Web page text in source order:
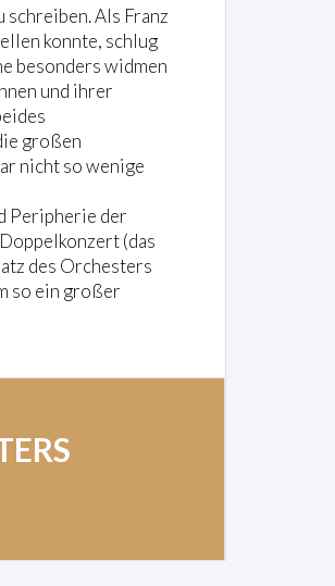
Als Franz
konnte, schlug
besonders widmen
und ihrer
großen
nicht so wenige
Peripherie der
(das
des Orchesters
so ein großer